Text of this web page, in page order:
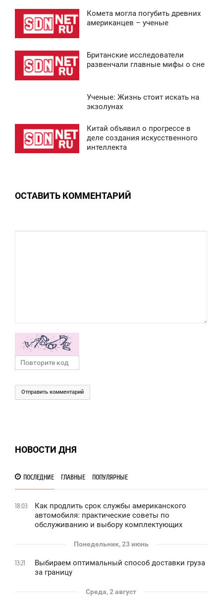
Комета могла погубить древних
американцев – ученые
Британские исследователи
развенчали главные мифы о сне
Ученые: Жизнь стоит искать на
экзолунах
Китай объявил о прогрессе в
деле создания искусственного
интеллекта
ОСТАВИТЬ КОММЕНТАРИЙ
Отправить комментарий
НОВОСТИ ДНЯ
ПОСЛЕДНИЕ ГЛАВНЫЕ ПОПУЛЯРНЫЕ
18:03
Как продлить срок службы американского
автомобиля: практические советы по
обслуживанию и выбору комплектующих
Понедельник, 23 июнь
13:21
Выбираем оптимальный способ доставки груза
за границу
Среда, 2 август